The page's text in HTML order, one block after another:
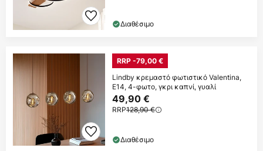
Διαθέσιμο
RRP -79,00 €
Lindby κρεμαστό φωτιστικό Valentina,
E14, 4-φωτο, γκρι καπνί, γυαλί
49,90 €
RRP128,90 €
Διαθέσιμο